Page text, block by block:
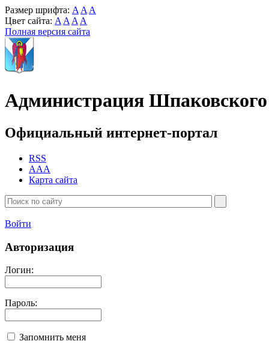
Размер шрифта: A A A
Цвет сайта: A A A A
Полная версия сайта
Администрация
Официальный интернет-портал
RSS
AAA
Карта сайта
Войти
Авторизация
Логин:
Пароль:
Запомнить меня